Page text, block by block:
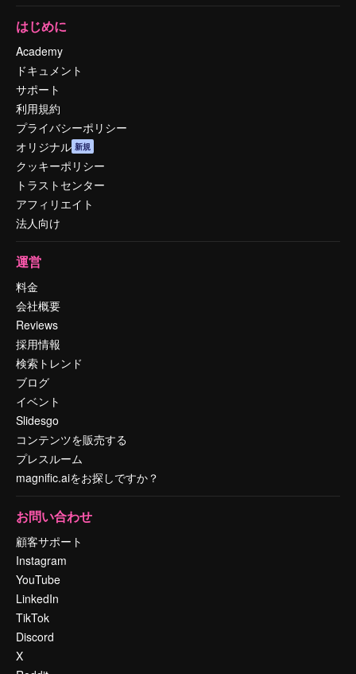
はじめに
Academy
ドキュメント
サポート
利用規約
プライバシーポリシー
オリジナル 新規
クッキーポリシー
トラストセンター
アフィリエイト
法人向け
運営
料金
会社概要
Reviews
採用情報
検索トレンド
ブログ
イベント
Slidesgo
コンテンツを販売する
プレスルーム
magnific.aiをお探しですか？
お問い合わせ
顧客サポート
Instagram
YouTube
LinkedIn
TikTok
Discord
X